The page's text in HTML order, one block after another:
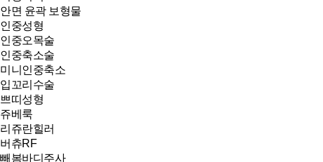
안면 윤곽 보형물
인중성형
인중오목술
인중축소술
미니인중축소
입꼬리수술
쁘띠성형
쥬베룩
리쥬란힐러
버츄RF
빼봄바디주사